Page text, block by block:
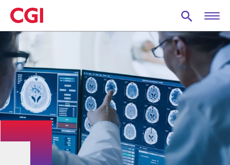
Skip
to
main
content